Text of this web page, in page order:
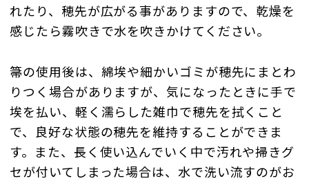
れたり、穂先が広がる事がありますので、乾燥を
感じたら霧吹きで水を吹きかけてください。
箒の使用後は、綿埃や細かいゴミが穂先にまとわ
りつく場合がありますが、気になったときに手で
埃を払い、軽く濡らした雑巾で穂先を拭くこと
で、良好な状態の穂先を維持することができま
す。また、長く使い込んでいく中で汚れや掃きグ
セが付いてしまった場合は、水で洗い流すのがお